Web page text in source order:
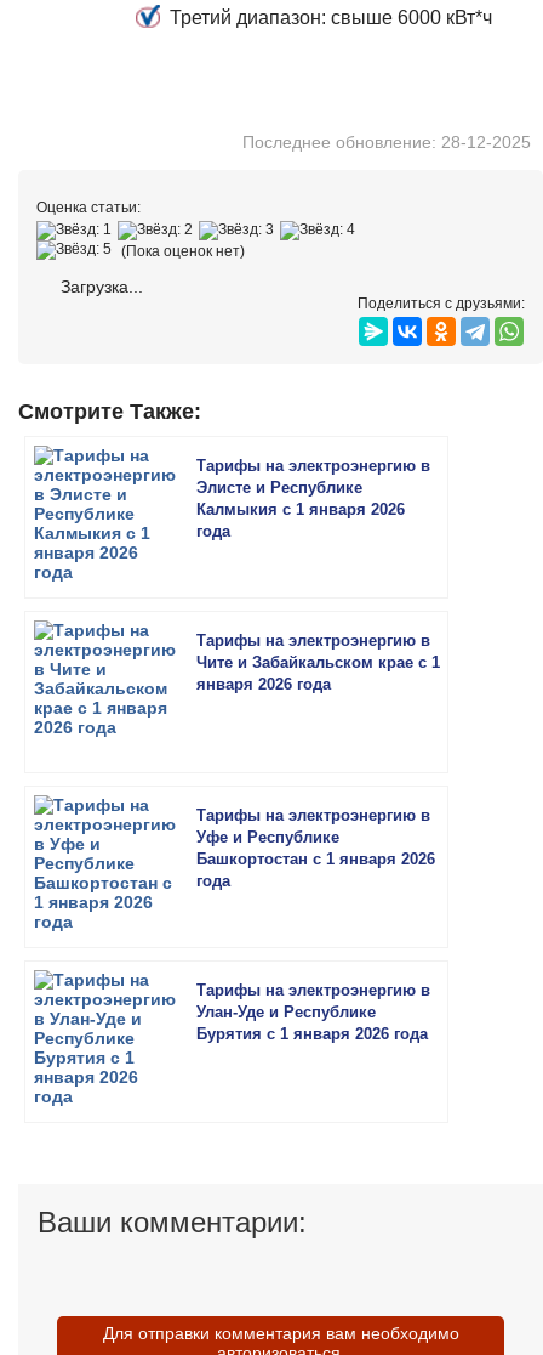
Третий диапазон: свыше 6000 кВт*ч
Последнее обновление: 28-12-2025
Оценка статьи:
(Пока оценок нет)
Загрузка...
Поделиться с друзьями:
Смотрите Также:
Тарифы на электроэнергию в
Элисте и Республике
Калмыкия с 1 января 2026
года
Тарифы на электроэнергию в
Чите и Забайкальском крае с 1
января 2026 года
Тарифы на электроэнергию в
Уфе и Республике
Башкортостан с 1 января 2026
года
Тарифы на электроэнергию в
Улан-Уде и Республике
Бурятия с 1 января 2026 года
Ваши комментарии:
Для отправки комментария вам необходимо